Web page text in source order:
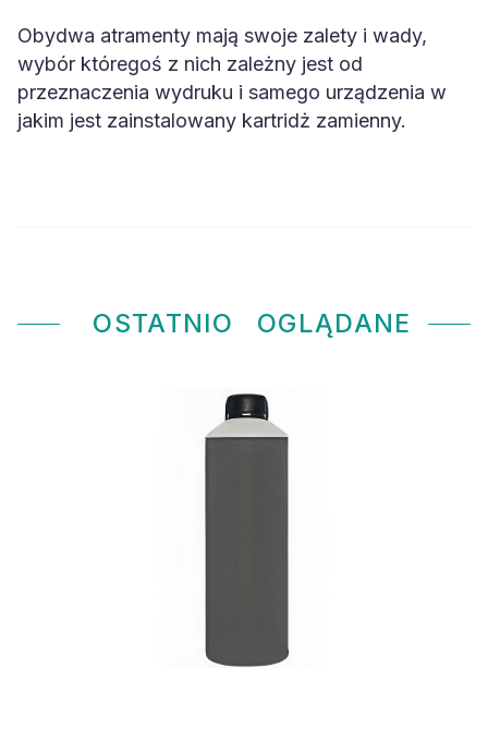
Obydwa atramenty mają swoje zalety i wady,
wybór któregoś z nich zależny jest od
przeznaczenia wydruku i samego urządzenia w
jakim jest zainstalowany kartridż zamienny.
OSTATNIO OGLĄDANE